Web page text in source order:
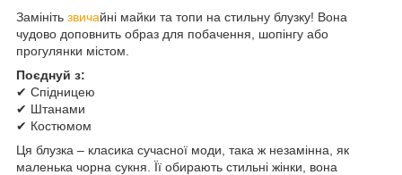
Замініть звичайні майки та топи на стильну блузку! Вона
чудово доповнить образ для побачення, шопінгу або
прогулянки містом.
Поєднуй з:
✔ Спідницею
✔ Штанами
✔ Костюмом
Ця блузка – класика сучасної моди, така ж незамінна, як
маленька чорна сукня. Її обирають стильні жінки, вона